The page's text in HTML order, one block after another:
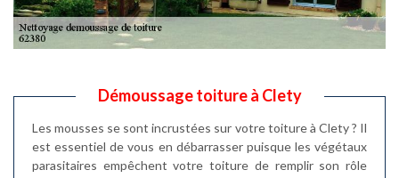
Démoussage toiture à Clety
Les mousses se sont incrustées sur votre toiture à Clety ? Il
est essentiel de vous en débarrasser puisque les végétaux
parasitaires empêchent votre toiture de remplir son rôle